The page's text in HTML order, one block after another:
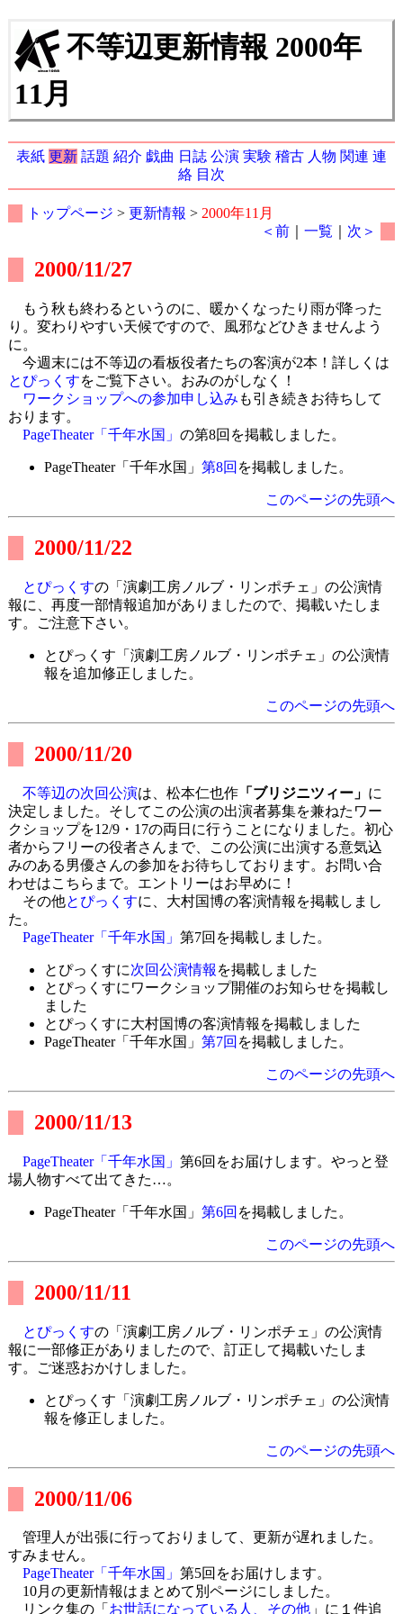
不等辺更新情報 2000年
11月
表紙 更新 話題 紹介 戯曲 日誌 公演 実験 稽古 人物 関連 連
絡 目次
トップページ > 更新情報 > 2000年11月
＜前 ｜一覧 次＞
2000/11/27
もう秋も終わるというのに、暖かくなったり雨が降った
り。変わりやすい天候ですので、風邪などひきませんよう
に。
今週末には不等辺の看板役者たちの客演が2本！詳しくは
とぴっくすをご覧下さい。おみのがしなく！
ワークショップへの参加申し込み も引き続きお待ちして
おります。
PageTheater「千年水国」 の第8回を掲載しました。
PageTheater「千年水国」 第8回 を掲載しました。
このページの先頭へ
2000/11/22
とぴっくすの「演劇工房ノルブ・リンポチェ」の公演情
報に、再度一部情報追加がありましたので、掲載いたしま
す。ご注意下さい。
とぴっくす「演劇工房ノルブ・リンポチェ」の公演情
報を追加修正しました。
このページの先頭へ
2000/11/20
不等辺の次回公演は、松本仁也作「ブリジニツィー」 に
決定しました。そしてこの公演の出演者募集を兼ねたワー
クショップを12/9・17の両日に行うことになりました。初心
者からフリーの役者さんまで、この公演に出演する意気込
みのある男優さんの参加をお待ちしております。お問い合
わせはこちらまで。エントリーはお早めに！
その他とぴっくすに、大村国博の客演情報を掲載しまし
た。
PageTheater「千年水国」 第7回を掲載しました。
とぴっくすに次回公演情報 を掲載しました
とぴっくすにワークショップ開催のお知らせを掲載し
ました
とぴっくすに大村国博の客演情報を掲載しました
PageTheater「千年水国」 第7回 を掲載しました。
このページの先頭へ
2000/11/13
PageTheater「千年水国」 第6回をお届けします。やっと登
場人物すべて出てきた…。
PageTheater「千年水国」 第6回 を掲載しました。
このページの先頭へ
2000/11/11
とぴっくすの「演劇工房ノルブ・リンポチェ」の公演情
報に一部修正がありましたので、訂正して掲載いたしま
す。ご迷惑おかけしました。
とぴっくす「演劇工房ノルブ・リンポチェ」の公演情
報を修正しました。
このページの先頭へ
2000/11/06
管理人が出張に行っておりまして、更新が遅れました。
すみません。
PageTheater「千年水国」 第5回をお届けします。
10月の更新情報はまとめて別ページにしました。
リンク集の「 お世話になっている人、その他」に１件追